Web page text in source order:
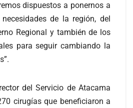
dispuestos a ponernos a
de la región, del
Regional y también de los
para seguir cambiando la
del Servicio de Atacama
cirugías que beneficiaron a